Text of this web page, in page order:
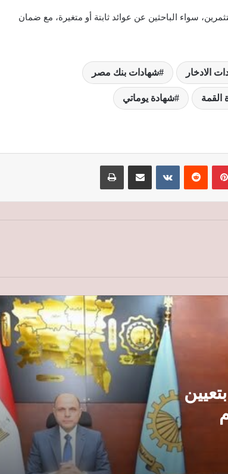
سواء الباحثين عن عوائد ثابتة أو متغيرة، مع ضمان
الادخار شهادات بنك مصر
القمة شهادة يوماتي
بينتيريست
محافظ الغربية يصدر قرارا بتعيين المستشار
أحمد صلاح محرم مستشارا قانونيا للمحافظة
23.25 مليار جنيه حصيلة عطاء «المركزي»
لربط الودائع.. وتراجع السيولة المحلية إلى
15.26 تريليون جنيه
البنك المركزي: تنفيذ 1.74 مليون عملية
تسوية لحظية بقيمة 190.489 تريليون جنيه
«السويدي إليكتريك» تنشئ مجمعًا صناعيًا
جديدًا بالفيوم لإنتاج المكونات الكهربائية
وضفائر السيارات